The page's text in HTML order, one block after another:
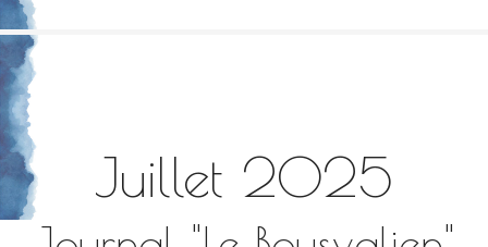
Juillet 2025